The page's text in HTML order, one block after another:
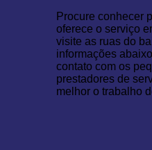
Procure conhecer
oferece o serviço
visite as ruas do
informações
contato com os
prestadores de
melhor o trabalho